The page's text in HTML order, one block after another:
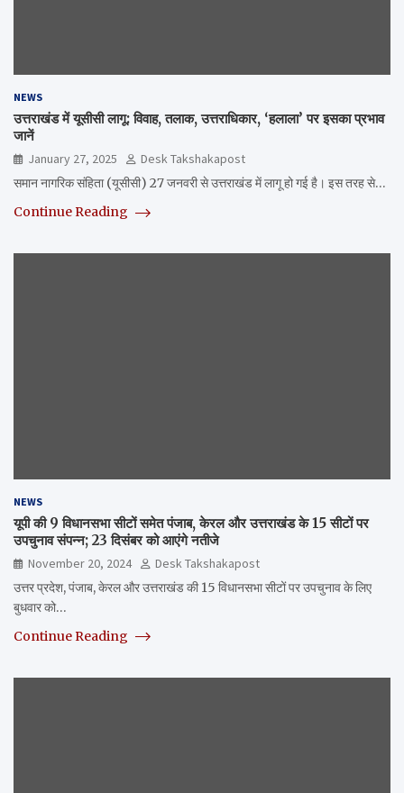
NEWS
उत्तराखंड में यूसीसी लागू: विवाह, तलाक, उत्तराधिकार, ‘हलाला’ पर इसका प्रभाव
जानें
January 27, 2025
Desk Takshakapost
समान नागरिक संहिता (यूसीसी) 27 जनवरी से उत्तराखंड में लागू हो गई है। इस तरह से…
Continue Reading
NEWS
यूपी की 9 विधानसभा सीटों समेत पंजाब, केरल और उत्तराखंड के 15 सीटों पर
उपचुनाव संपन्न; 23 दिसंबर को आएंगे नतीजे
November 20, 2024
Desk Takshakapost
उत्तर प्रदेश, पंजाब, केरल और उत्तराखंड की 15 विधानसभा सीटों पर उपचुनाव के लिए
बुधवार को…
Continue Reading